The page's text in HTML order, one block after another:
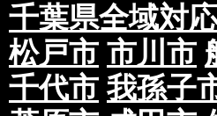
千葉県全域対
松戸市 市川市
千代市 我孫子